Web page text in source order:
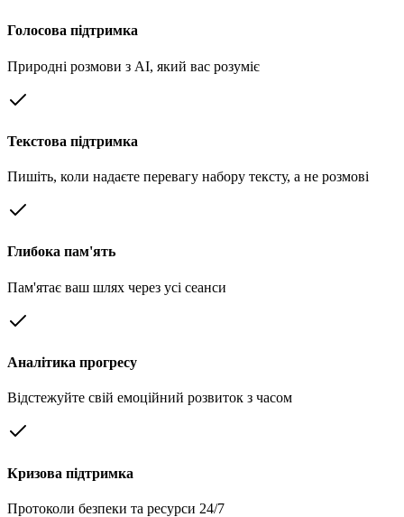
Голосова підтримка
Природні розмови з AI, який вас розуміє
Текстова підтримка
Пишіть, коли надаєте перевагу набору тексту, а не розмові
Глибока пам'ять
Пам'ятає ваш шлях через усі сеанси
Аналітика прогресу
Відстежуйте свій емоційний розвиток з часом
Кризова підтримка
Протоколи безпеки та ресурси 24/7